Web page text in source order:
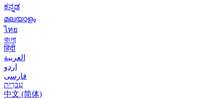
ಕನ್ನಡ
മലയാളം
ไทย
বাংলা
हिंदी
العربية
اردو
فارسی
עִברִית
中文 (简体)